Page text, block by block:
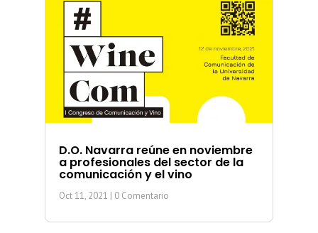
D.O. Navarra reúne en noviembre
a profesionales del sector de la
comunicación y el vino
Oct 11, 2021 | 0 Comentario